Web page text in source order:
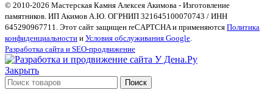
© 2010-2026 Мастерская Камня Алексея Акимова - Изготовление
памятников. ИП Акимов А.Ю. ОГРНИП 321645100070743 / ИНН
645290967711. Этот сайт защищен reCAPTCHA и применяются Политика
конфиденциальности и Условия обслуживания Google.
Разработка сайта и SEO-продвижение
Закрыть
Поиск